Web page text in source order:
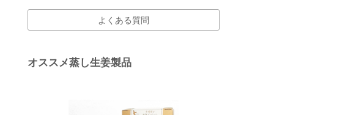
よくある質問
オススメ蒸し生姜製品